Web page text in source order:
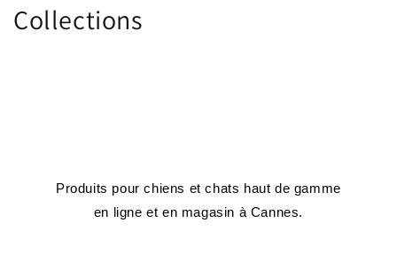
Collections
Produits pour chiens et chats haut de gamme
en ligne et en magasin à Cannes.